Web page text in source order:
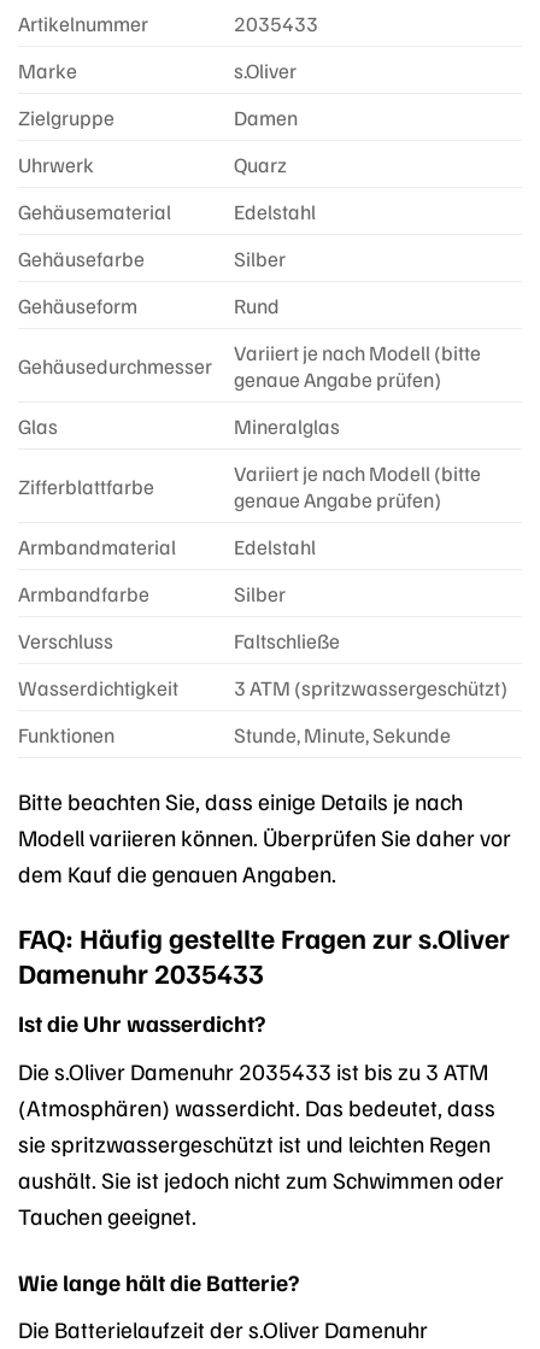
Artikelnummer
2035433
Marke
s.Oliver
Zielgruppe
Damen
Uhrwerk
Quarz
Gehäusematerial
Edelstahl
Gehäusefarbe
Silber
Gehäuseform
Rund
Gehäusedurchmesser
Variiert je nach Modell (bitte
genaue Angabe prüfen)
Glas
Mineralglas
Zifferblattfarbe
Variiert je nach Modell (bitte
genaue Angabe prüfen)
Armbandmaterial
Edelstahl
Armbandfarbe
Silber
Verschluss
Faltschließe
Wasserdichtigkeit
3 ATM (spritzwassergeschützt)
Funktionen
Stunde, Minute, Sekunde
Bitte beachten Sie, dass einige Details je nach
Modell variieren können. Überprüfen Sie daher vor
dem Kauf die genauen Angaben.
FAQ: Häufig gestellte Fragen zur s.Oliver
Damenuhr 2035433
Ist die Uhr wasserdicht?
Die s.Oliver Damenuhr 2035433 ist bis zu 3 ATM
(Atmosphären) wasserdicht. Das bedeutet, dass
sie spritzwassergeschützt ist und leichten Regen
aushält. Sie ist jedoch nicht zum Schwimmen oder
Tauchen geeignet.
Wie lange hält die Batterie?
Die Batterielaufzeit der s.Oliver Damenuhr